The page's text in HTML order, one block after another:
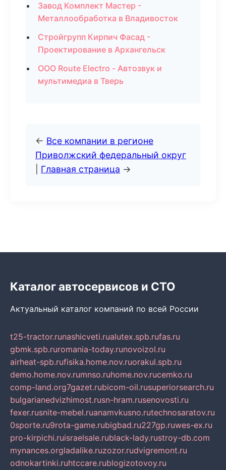
Завод Комплект Мастер -
Металлообработка в Владивосток
Стройгрупп Кирпич Фасад -
Проектирование в Архангельск
ООО Route Electro - Автозвук и
мультимедиа в Тверь
← Все компании в регионе
Приволжский федеральный округ
Главная страница →
Каталог автосервисов и СТО
Актуальный каталог компаний по всей России
t25-tractor.runashicveti.rualutex.spb.rufas.ru
gbmk.spb.ruromania-today.runovoizol.ru
airheat-spb.rufisika.home.nov.ruorakul.spb.ru
demo.home.nov.rumnso.ruhome.nov.rucemko.ru
comp-land.org7gazet.rubicom-oil.rusuperiorsearch.ru
bulgarianedvizhimost.rusn-hram.rusenovosti.ru
fexer.rusnite-mebel.ruanamvkusno.rutechnosaratov.ru
0sporte.ru9rota-game.rubigbad.ru227gp.ruwes-ex.ru
pro-kirpichi.ruisraelsale.rublack-lady.rustroy-db.com
mynances.orgladalike.ruzozor.rudvigremont.ru
odnokartinki.ruhtccare.rublogizotovoy.ru